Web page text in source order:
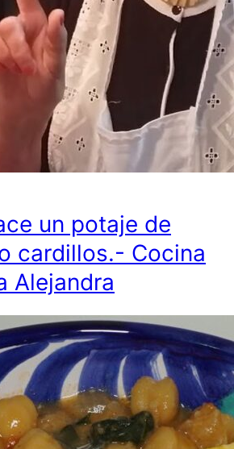
un potaje de
cardillos.- Cocina
Alejandra